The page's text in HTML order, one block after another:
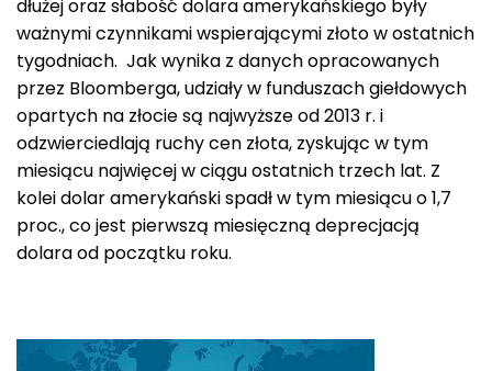
dłużej oraz słabość dolara amerykańskiego były
ważnymi czynnikami wspierającymi złoto w ostatnich
tygodniach. Jak wynika z danych opracowanych
przez Bloomberga, udziały w funduszach giełdowych
opartych na złocie są najwyższe od 2013 r. i
odzwierciedlają ruchy cen złota, zyskując w tym
miesiącu najwięcej w ciągu ostatnich trzech lat. Z
kolei dolar amerykański spadł w tym miesiącu o 1,7
proc., co jest pierwszą miesięczną deprecjacją
dolara od początku roku.